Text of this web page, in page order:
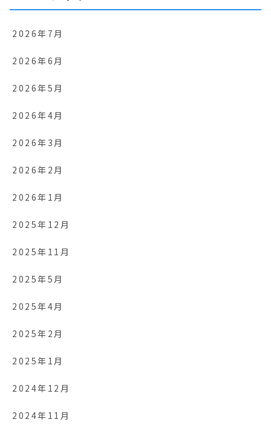
2026年7月
2026年6月
2026年5月
2026年4月
2026年3月
2026年2月
2026年1月
2025年12月
2025年11月
2025年5月
2025年4月
2025年2月
2025年1月
2024年12月
2024年11月